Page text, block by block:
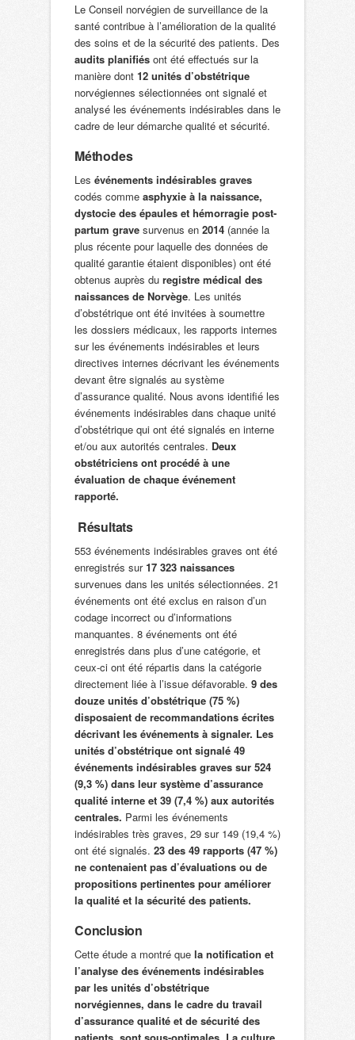
Le Conseil norvégien de surveillance de la
santé contribue à l’amélioration de la qualité
des soins et de la sécurité des patients. Des
audits planifiés ont été effectués sur la
manière dont 12 unités d’obstétrique
norvégiennes sélectionnées ont signalé et
analysé les événements indésirables dans le
cadre de leur démarche qualité et sécurité.
Méthodes
Les événements indésirables graves
codés comme asphyxie à la naissance,
dystocie des épaules et hémorragie post-
partum grave survenus en 2014 (année la
plus récente pour laquelle des données de
qualité garantie étaient disponibles) ont été
obtenus auprès du registre médical des
naissances de Norvège. Les unités
d’obstétrique ont été invitées à soumettre
les dossiers médicaux, les rapports internes
sur les événements indésirables et leurs
directives internes décrivant les événements
devant être signalés au système
d’assurance qualité. Nous avons identifié les
événements indésirables dans chaque unité
d’obstétrique qui ont été signalés en interne
et/ou aux autorités centrales. Deux
obstétriciens ont procédé à une
évaluation de chaque événement
rapporté.
Résultats
553 événements indésirables graves ont été
enregistrés sur17 323 naissances
survenues dans les unités sélectionnées. 21
événements ont été exclus en raison d’un
codage incorrect ou d’informations
manquantes. 8 événements ont été
enregistrés dans plus d’une catégorie, et
ceux-ci ont été répartis dans la catégorie
directement liée à l’issue défavorable. 9 des
douze unités d’obstétrique (75 %)
disposaient de recommandations écrites
décrivant les événements à signaler. Les
unités d’obstétrique ont signalé 49
événements indésirables graves sur 524
(9,3 %) dans leur système d’assurance
qualité interne et 39 (7,4 %) aux autorités
centrales. Parmi les événements
indésirables très graves, 29 sur 149 (19,4 %)
ont été signalés. 23 des 49 rapports (47 %)
ne contenaient pas d’évaluations ou de
propositions pertinentes pour améliorer
la qualité et la sécurité des patients.
Conclusion
Cette étude a montré que la notification et
l’analyse des événements indésirables
par les unités d’obstétrique
norvégiennes, dans le cadre du travail
d’assurance qualité et de sécurité des